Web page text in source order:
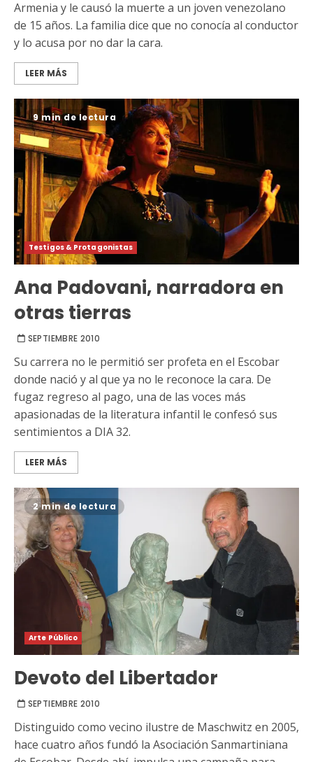
Armenia y le causó la muerte a un joven venezolano
de 15 años. La familia dice que no conocía al conductor
y lo acusa por no dar la cara.
LEER MÁS
9 min de lectura
Testigos & Protagonistas
Ana Padovani, narradora en
otras tierras
SEPTIEMBRE 2010
Su carrera no le permitió ser profeta en el Escobar
donde nació y al que ya no le reconoce la cara. De
fugaz regreso al pago, una de las voces más
apasionadas de la literatura infantil le confesó sus
sentimientos a DIA 32.
LEER MÁS
2 min de lectura
Arte Público
Devoto del Libertador
SEPTIEMBRE 2010
Distinguido como vecino ilustre de Maschwitz en 2005,
hace cuatro años fundó la Asociación Sanmartiniana